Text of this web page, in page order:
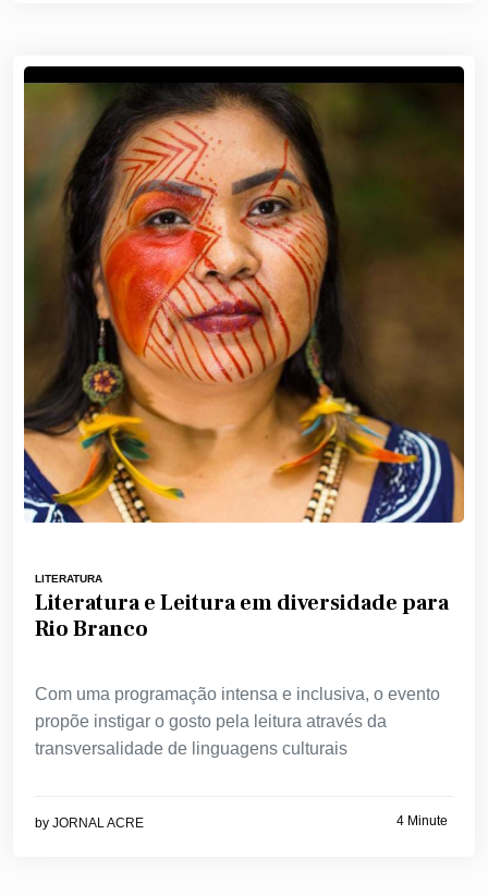
LITERATURA
Literatura e Leitura em diversidade para
Rio Branco
Com uma programação intensa e inclusiva, o evento
propõe instigar o gosto pela leitura através da
transversalidade de linguagens culturais
by JORNAL ACRE 4 Minute